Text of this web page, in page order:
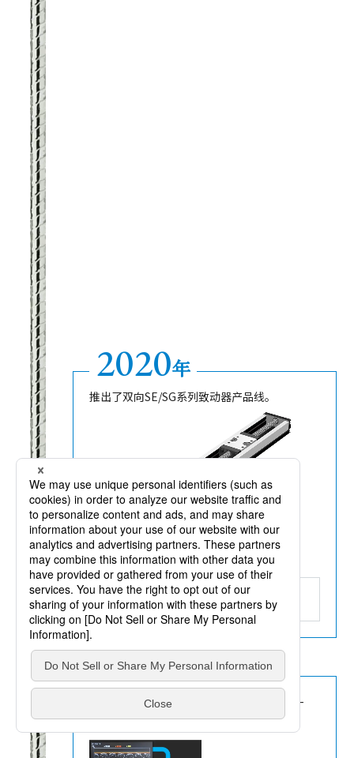
2020年
推出了双向SE/SG系列致动器产品线。
SE/SG系列
查看产品详情
2021年
开始在精密平面磨床上安装新功能“Smart-
Contact”和“Smart-Dress”。